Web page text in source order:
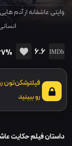
وایتی عاشقانه از آدم
6.6
فیلترشکن‌تون
رو ببینید
داستان فیلم حکایت